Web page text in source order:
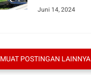
Juni 14, 2024
MUAT POSTINGAN LAINNYA